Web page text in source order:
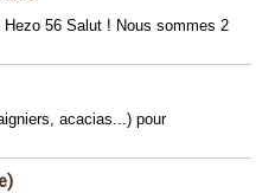
Hezo 56 Salut ! Nous sommes 2
acacias...) pour